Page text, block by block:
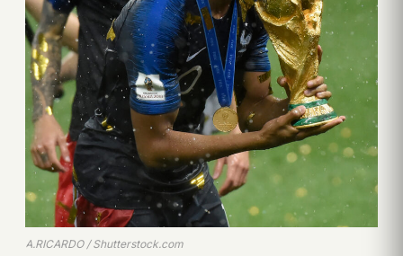
A.RICARDO / Shutterstock.com